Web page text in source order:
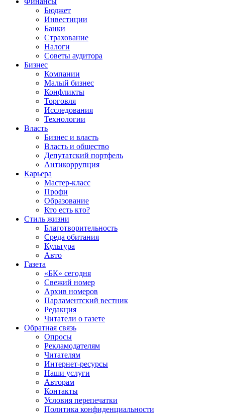
Бюджет
Инвестиции
Банки
Страхование
Налоги
Советы аудитора
Бизнес
Компании
Малый бизнес
Конфликты
Торговля
Исследования
Технологии
Власть
Бизнес и власть
Власть и общество
Депутатский портфель
Антикоррупция
Карьера
Мастер-класс
Профи
Образование
Кто есть кто?
Стиль жизни
Благотворительность
Среда обитания
Культура
Авто
Газета
«БК» сегодня
Свежий номер
Архив номеров
Парламентский вестник
Редакция
Читатели о газете
Обратная связь
Опросы
Рекламодателям
Читателям
Интернет-ресурсы
Наши услуги
Авторам
Контакты
Условия перепечатки
Политика конфиденциальности